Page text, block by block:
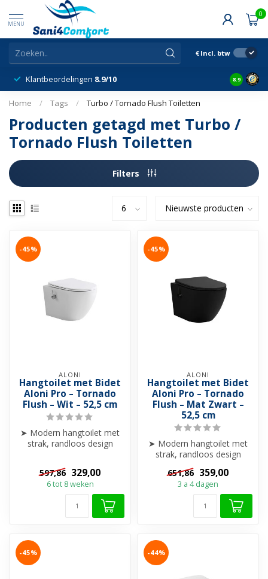
MENU
0
€ Incl. btw
Klantbeordelingen 8.9/10 8.9
Home / Tags / Turbo / Tornado Flush Toiletten
Producten getagd met Turbo /
Tornado Flush Toiletten
Filters
-45%
ALONI
Hangtoilet met Bidet
Aloni Pro – Tornado
Flush – Wit – 52,5 cm
➤ Modern hangtoilet met
strak, randloos design
spoelt...
597,86 329,00
6 tot 8 weken
-45%
ALONI
Hangtoilet met Bidet
Aloni Pro – Tornado
Flush – Mat Zwart –
52,5 cm
➤ Modern hangtoilet met
strak, randloos design
➤ Krachtige Tornado Flush
spoelt...
651,86 359,00
3 a 4 dagen
-45% -44%